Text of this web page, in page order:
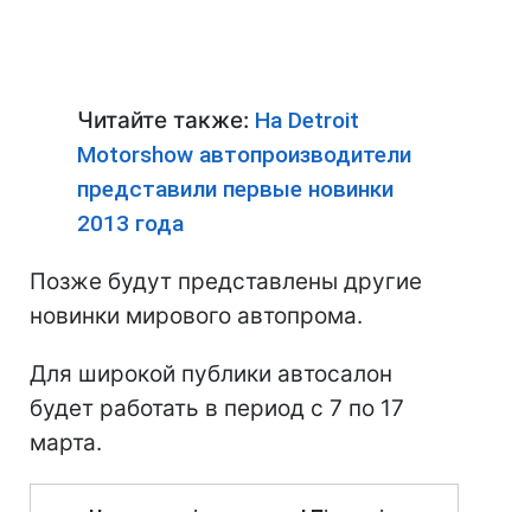
Читайте также: На Detroit
Motorshow автопроизводители
представили первые новинки
2013 года
Позже будут представлены другие
новинки мирового автопрома.
Для широкой публики автосалон
будет работать в период с 7 по 17
марта.